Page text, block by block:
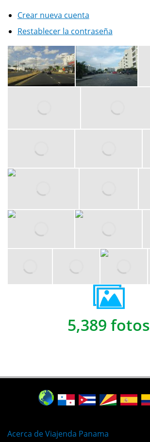
Crear nueva cuenta
Restablecer la contraseña
5,389 fotos
Acerca de Viajenda Panama